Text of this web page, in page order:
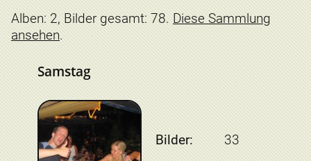
Alben: 2, Bilder gesamt: 78. Diese Sammlung
ansehen.
Samstag
Bilder:
33